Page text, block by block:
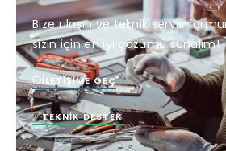
Bize ulaşın ve teknik servis
sizin için en iyi çözümü sunalım!
İLETIŞIME GEÇ
TEKNIK DESTEK